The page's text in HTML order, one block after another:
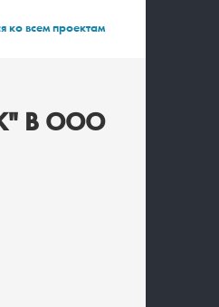
ко всем проектам
В ООО